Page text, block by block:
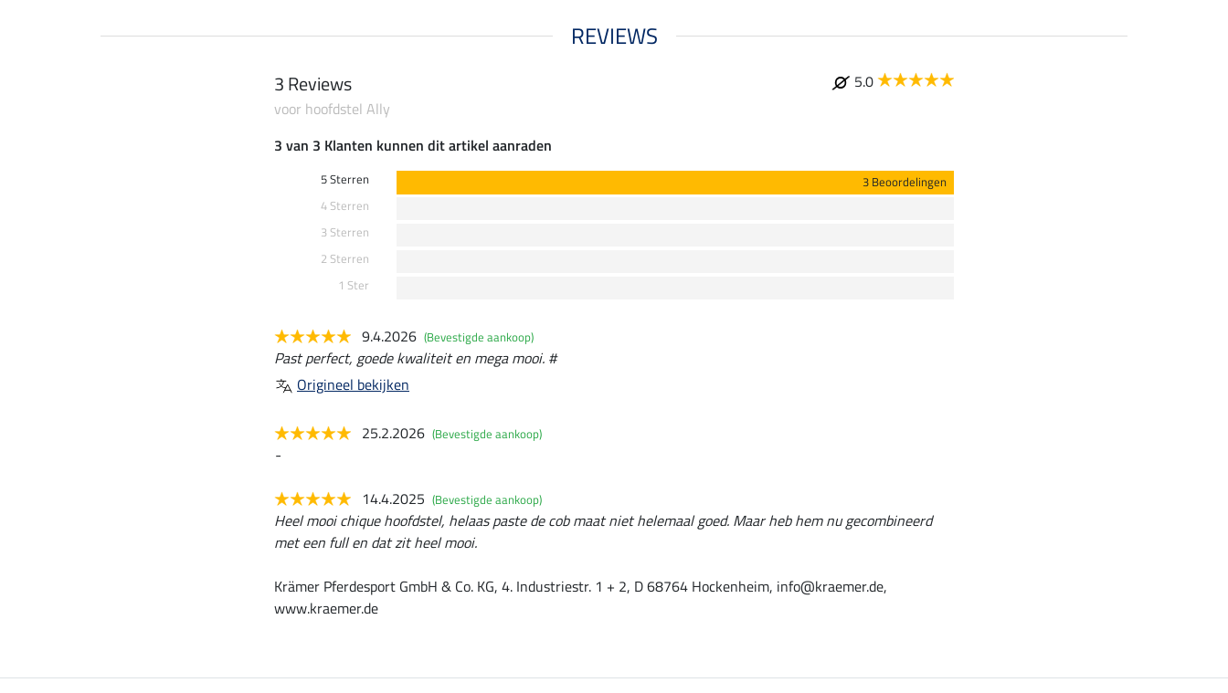
REVIEWS
3 Reviews
5.0
voor hoofdstel Ally
3 van 3 Klanten kunnen dit artikel aanraden
5 Sterren
3 Beoordelingen
4 Sterren
3 Sterren
2 Sterren
1 Ster
9.4.2026 (Bevestigde aankoop)
Past perfect, goede kwaliteit en mega mooi. #
Origineel bekijken
25.2.2026 (Bevestigde aankoop)
-
14.4.2025 (Bevestigde aankoop)
Heel mooi chique hoofdstel, helaas paste de cob maat niet helemaal goed. Maar heb hem nu gecombineerd
met een full en dat zit heel mooi.
Krämer Pferdesport GmbH & Co. KG, 4. Industriestr. 1 + 2, D 68764 Hockenheim, info@kraemer.de,
www.kraemer.de